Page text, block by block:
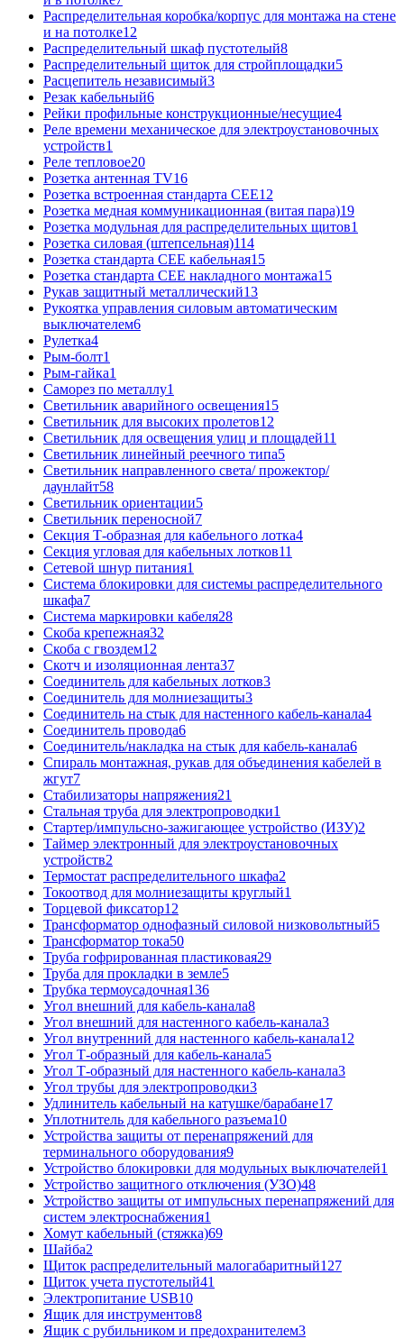
Распределительная коробка/корпус для монтажа на стене
и на потолке12
Распределительный шкаф пустотелый8
Распределительный щиток для стройплощадки5
Расцепитель независимый3
Резак кабельный6
Рейки профильные конструкционные/несущие4
Реле времени механическое для электроустановочных
устройств1
Реле тепловое20
Розетка антенная TV16
Розетка встроенная стандарта CEE12
Розетка медная коммуникационная (витая пара)19
Розетка модульная для распределительных щитов1
Розетка силовая (штепсельная)114
Розетка стандарта СЕЕ кабельная15
Розетка стандарта СЕЕ накладного монтажа15
Рукав защитный металлический13
Рукоятка управления силовым автоматическим
выключателем6
Рулетка4
Рым-болт1
Рым-гайка1
Саморез по металлу1
Светильник аварийного освещения15
Светильник для высоких пролетов12
Светильник для освещения улиц и площадей11
Светильник линейный реечного типа5
Светильник направленного света/ прожектор/
даунлайт58
Светильник ориентации5
Светильник переносной7
Секция Т-образная для кабельного лотка4
Секция угловая для кабельных лотков11
Сетевой шнур питания1
Система блокировки для системы распределительного
шкафа7
Система маркировки кабеля28
Скоба крепежная32
Скоба с гвоздем12
Скотч и изоляционная лента37
Соединитель для кабельных лотков3
Соединитель для молниезащиты3
Соединитель на стык для настенного кабель-канала4
Соединитель провода6
Соединитель/накладка на стык для кабель-канала6
Спираль монтажная, рукав для объединения кабелей в
жгут7
Стабилизаторы напряжения21
Стальная труба для электропроводки1
Стартер/импульсно-зажигающее устройство (ИЗУ)2
Таймер электронный для электроустановочных
устройств2
Термостат распределительного шкафа2
Токоотвод для молниезащиты круглый1
Торцевой фиксатор12
Трансформатор однофазный силовой низковольтный5
Трансформатор тока50
Труба гофрированная пластиковая29
Труба для прокладки в земле5
Трубка термоусадочная136
Угол внешний для кабель-канала8
Угол внешний для настенного кабель-канала3
Угол внутренний для настенного кабель-канала12
Угол Т-образный для кабель-канала5
Угол Т-образный для настенного кабель-канала3
Угол трубы для электропроводки3
Удлинитель кабельный на катушке/барабане17
Уплотнитель для кабельного разъема10
Устройства защиты от перенапряжений для
терминального оборудования9
Устройство блокировки для модульных выключателей1
Устройство защитного отключения (УЗО)48
Устройство защиты от импульсных перенапряжений для
систем электроснабжения1
Хомут кабельный (стяжка)69
Шайба2
Щиток распределительный малогабаритный127
Щиток учета пустотелый41
Электропитание USB10
Ящик для инструментов8
Ящик с рубильником и предохранителем3